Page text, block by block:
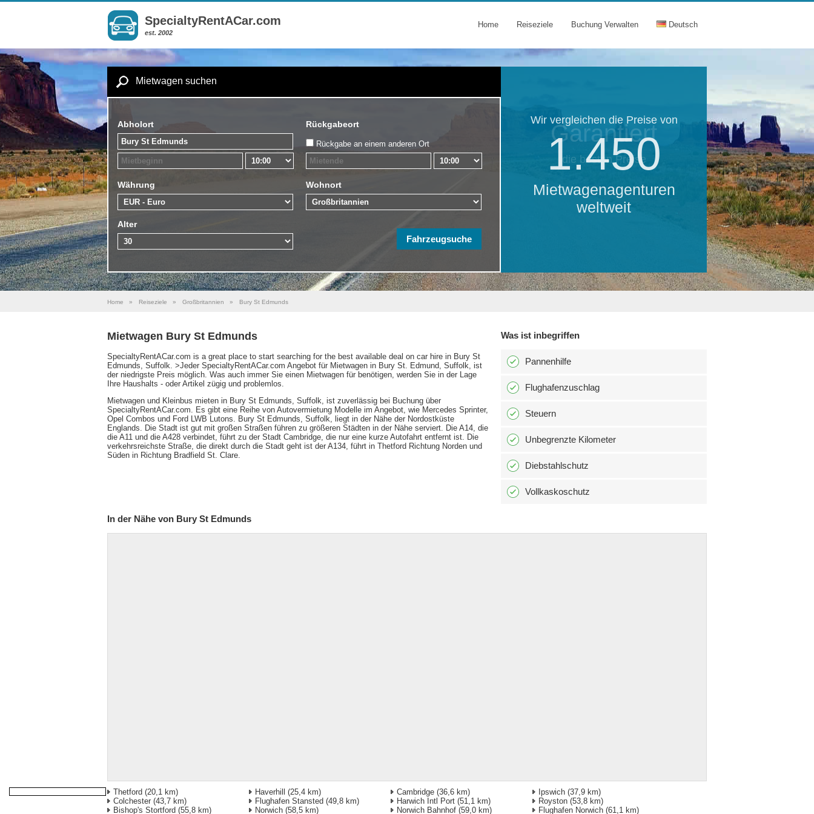
SpecialtyRentACar.com
est. 2002
Home Reiseziele Buchung Verwalten Deutsch
Mietwagen suchen
Abholort Rückgabeort
Rückgabe an einem anderen Ort
Währung Wohnort
Alter
Wir vergleichen die Preise von
1.450
Mietwagenagenturen
weltweit
Garantiert
die besten Preise
Home » Reiseziele » Großbritannien » Bury St Edmunds
Mietwagen Bury St Edmunds
SpecialtyRentACar.com is a great place to start searching for the best available deal on car hire in Bury St
Edmunds, Suffolk. >Jeder SpecialtyRentACar.com Angebot für Mietwagen in Bury St. Edmund, Suffolk, ist
der niedrigste Preis möglich. Was auch immer Sie einen Mietwagen für benötigen, werden Sie in der Lage
Ihre Haushalts - oder Artikel zügig und problemlos.
Mietwagen und Kleinbus mieten in Bury St Edmunds, Suffolk, ist zuverlässig bei Buchung über
SpecialtyRentACar.com. Es gibt eine Reihe von Autovermietung Modelle im Angebot, wie Mercedes Sprinter,
Opel Combos und Ford LWB Lutons. Bury St Edmunds, Suffolk, liegt in der Nähe der Nordostküste
Englands. Die Stadt ist gut mit großen Straßen führen zu größeren Städten in der Nähe serviert. Die A14, die
die A11 und die A428 verbindet, führt zu der Stadt Cambridge, die nur eine kurze Autofahrt entfernt ist. Die
verkehrsreichste Straße, die direkt durch die Stadt geht ist der A134, führt in Thetford Richtung Norden und
Süden in Richtung Bradfield St. Clare.
Was ist inbegriffen
Pannenhilfe
Flughafenzuschlag
Steuern
Unbegrenzte Kilometer
Diebstahlschutz
Vollkaskoschutz
In der Nähe von Bury St Edmunds
Thetford (20,1 km) Haverhill (25,4 km) Cambridge (36,6 km) Ipswich (37,9 km)
Colchester (43,7 km) Flughafen Stansted (49,8 km) Harwich Intl Port (51,1 km) Royston (53,8 km)
Bishop's Stortford (55,8 km) Norwich (58,5 km) Norwich Bahnhof (59,0 km) Flughafen Norwich (61,1 km)